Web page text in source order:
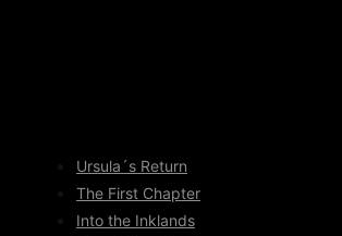
Ursula´s Return
The First Chapter
Into the Inklands